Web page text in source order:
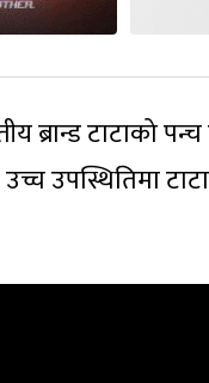
ब्रान्ड टाटाको
उपस्थितिमा